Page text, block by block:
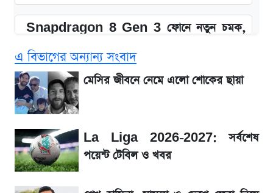
Snapdragon 8 Gen 3 ফোনে নতুন চমক,
SSC Result 2026: যে ৩ উপায়ে জানা যাবে
ফল
১৮০ দিনের মূল্যায়ন শেষে মন্ত্রিসভায় পরিবর্তন
জেনে নিন আজকের সোনা ও রুপার সর্বশেষ দাম
এ বিভাগের অন্যান্য সংবাদ
মেসির জীবনে নেমে এলো শোকের ছায়া
La Liga 2026-2027: সর্বশেষ
পয়েন্ট টেবিল ও খবর